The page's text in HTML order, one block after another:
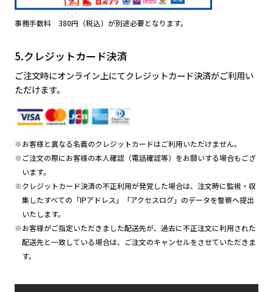
事務手数料 380円（税込）が別途必要となります。
5.クレジットカード決済
ご注文時にオンライン上にてクレジットカード決済がご利用い
ただけます。
※お客様と異なる名義のクレジットカードはご利用いただけません。
※ご注文の際にお客様の本人確認（電話確認等）をお願いする場合もござ
います。
※クレジットカード決済の不正利用が発覚した場合は、注文時に監視・収
集したすべての「IPアドレス」「アクセスログ」のデータを警察へ提出
いたします。
※お客様がご指定いただきました配送先が、過去に不正注文に利用された
配送先と一致している場合は、ご注文のキャンセルをさせていただきま
す。